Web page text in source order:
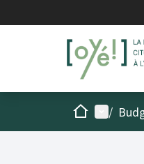
AccueilMenu
/